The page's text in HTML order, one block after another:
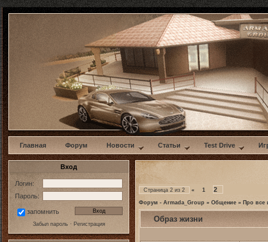
w
Главная Форум Новости Статьи Test Drive
Вход
Логин:
Пароль:
запомнить
Забыл пароль· Регистрация
Страница 2 из 2 « 1 2
Форум - Armada_Group » Общение » Про все
Образ жизни